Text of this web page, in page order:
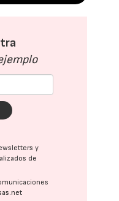
y
de